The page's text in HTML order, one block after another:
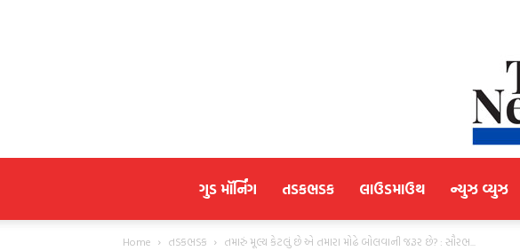
ગુડ મૉર્નિંગ તડકભડક લાઉડમાઉથ ન્યુઝ વ્યુઝ
Home તડકભડક તમારું મૂલ્ય કેટલું છે એ તમારા મોઢે બોલવાની જરૂર છે? : સૌરભ...